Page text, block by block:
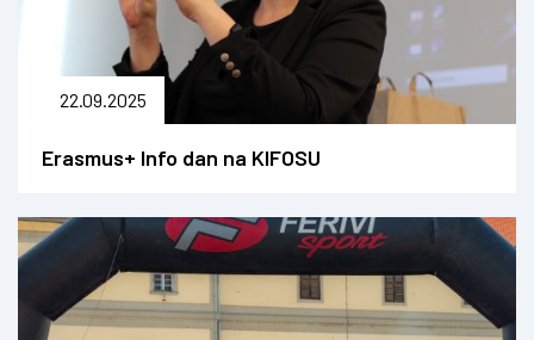
22.09.2025
Erasmus+ Info dan na KIFOSU